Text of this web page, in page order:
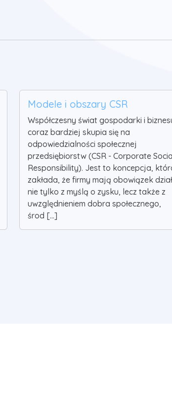
Modele i obszary CSR
Współczesny świat gospodarki i
coraz bardziej skupia się na
odpowiedzialności społecznej
przedsiębiorstw (CSR - Corporate
Responsibility). Jest to koncepcja,
zakłada, że firmy mają obowiązek
nie tylko z myślą o zysku, lecz także z
uwzględnieniem dobra społecznego,
środ [...]